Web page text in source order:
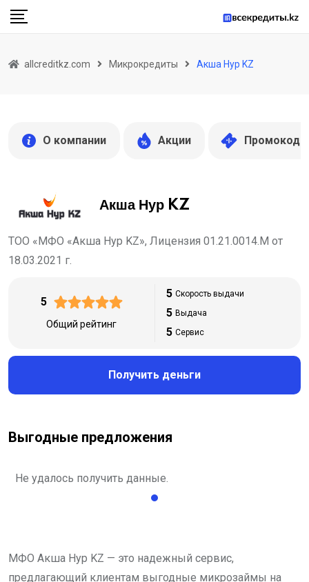
Skip
allcreditkz.com Микрокредиты Акша Нур KZ
О компании Акции Промокоды
Акша Нур KZ
ТОО «МФО «Акша Нур KZ», Лицензия 01.21.0014.М от
18.03.2021 г.
5
Общий рейтинг
5 Скорость выдачи
5 Выдача
5 Сервис
Получить деньги
Выгодные предложения
Не удалось получить данные.
МФО Акша Нур KZ — это надежный сервис,
предлагающий клиентам выгодные микрозаймы на